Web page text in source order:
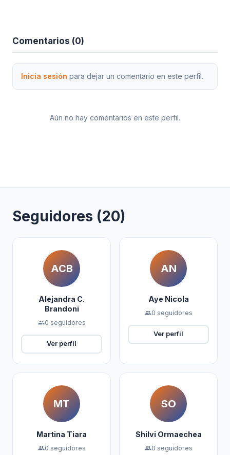
Comentarios (0)
Inicia sesión para dejar un comentario en este perfil.
Aún no hay comentarios en este perfil.
Seguidores (20)
ACB
Alejandra C.
Brandoni
people0 seguidores
Ver perfil
AN
Aye Nicola
people0 seguidores
Ver perfil
MT
Martina Tiara
people0 seguidores
SO
Shilvi Ormaechea
people0 seguidores